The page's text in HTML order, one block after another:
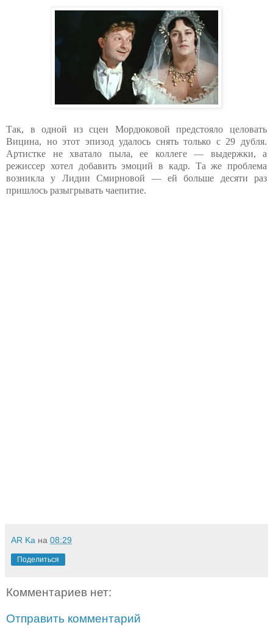
Так, в одной из сцен Мордюковой предстояло целовать
Вицина, но этот эпизод удалось снять только с 29 дубля.
Артистке не хватало пыла, ее коллеге — выдержки, а
режиссер хотел добавить эмоций в кадр. Та же проблема
возникла у Лидии Смирновой — ей больше десяти раз
пришлось разыгрывать чаепитие.
AR Ka на 08:29
Поделиться
Комментариев нет:
Отправить комментарий